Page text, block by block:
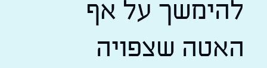
להימשך על אף
האטה שצפויה